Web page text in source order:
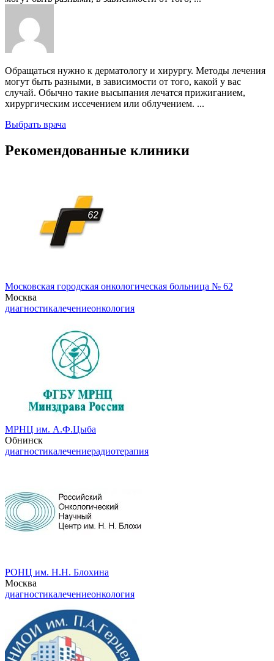
Обращаться нужно к дерматологу и хирургу. Методы лечения
могут быть разными, в зависимости от того, какой у вас
случай. Обычно такие высыпания лечатся прижиганием,
хирургическим иссечением или облучением. ...
Выбрать врача
Рекомендованные клиники
Московская городская онкологическая больница № 62
Москва
диагностикалечениеонкология
МРНЦ им. А.Ф.Цыба
Обнинск
диагностикалечениерадиотерапия
РОНЦ им. Н.Н. Блохина
Москва
диагностикалечениеонкология